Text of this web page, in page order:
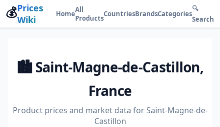
💰Prices
Wiki
HomeAll
ProductsCountriesBrandsCategories
🔍
Search
🏙️ Saint-Magne-de-Castillon,
France
Product prices and market data for Saint-Magne-de-
Castillon